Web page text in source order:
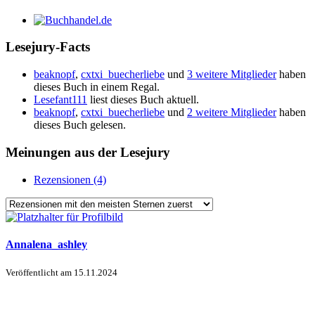
Lesejury-Facts
beaknopf, cxtxi_buecherliebe und 3 weitere Mitgliederhaben
dieses Buch in einem Regal.
Lesefant111 liest dieses Buch aktuell.
beaknopf, cxtxi_buecherliebe und 2 weitere Mitgliederhaben
dieses Buch gelesen.
Meinungen aus der Lesejury
Rezensionen (4)
Annalena_ashley
Veröffentlicht am 15.11.2024